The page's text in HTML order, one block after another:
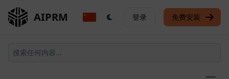
AIPRM 登录 免费安装